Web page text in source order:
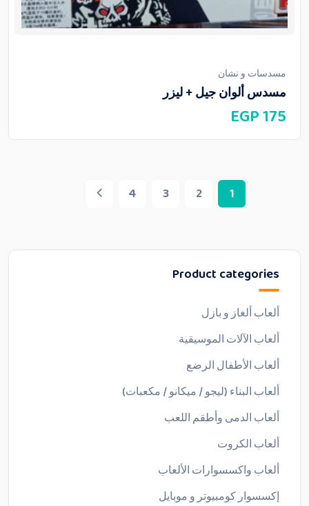
Product categories
ألعاب ألغاز و بازل
ألعاب الآلات الموسيقية
ألعاب الأطفال الرضع
ألعاب البناء (ليجو / ميكانو / مكعبات)
ألعاب الدمى وأطقم اللعب
ألعاب الكروت
ألعاب واكسسوارات الألعاب
إكسسوار كومبيوتر و موبايل
مسدسات و نشان
مسدس ألوان جيل + ليزر
175
EGP
1
2
3
4